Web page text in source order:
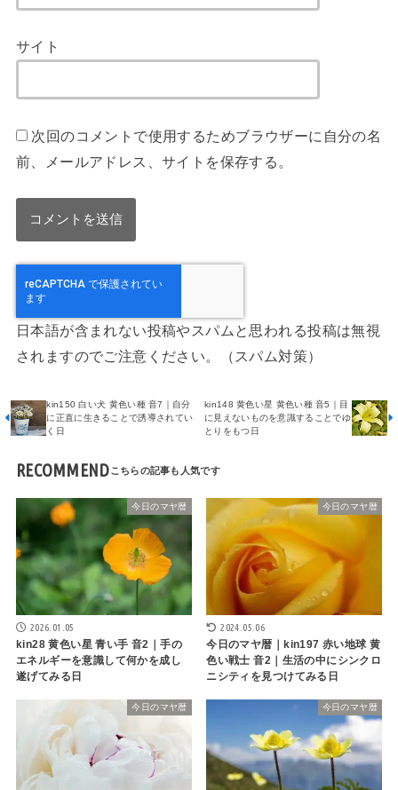
サイト
次回のコメントで使用するためブラウザーに自分の名
前、メールアドレス、サイトを保存する。
日本語が含まれない投稿やスパムと思われる投稿は無視
されますのでご注意ください。（スパム対策）
kin150 白い犬 黄色い種 音7｜自分
に正直に生きることで誘導されてい
く日
kin148 黄色い星 黄色い種 音5｜目
に見えないものを意識することでゆ
とりをもつ日
RECOMMEND
今日のマヤ暦
2026.01.05
kin28 黄色い星 青い手 音2｜手の
エネルギーを意識して何かを成し
遂げてみる日
今日のマヤ暦
2024.05.06
今日のマヤ暦｜kin197 赤い地球 黄
色い戦士 音2｜生活の中にシンクロ
ニシティを見つけてみる日
今日のマヤ暦 今日のマヤ暦